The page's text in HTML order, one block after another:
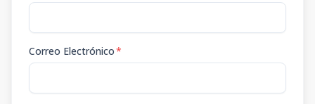
Correo Electrónico*